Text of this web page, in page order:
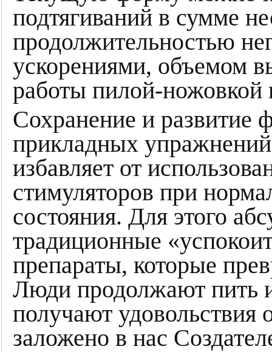
подтягиваний в сумме
продолжительностью
ускорениями, объемом
работы пилой-ножовкой
Сохранение и развитие
прикладных
избавляет от
стимуляторов при
состояния. Для этого
традиционные
препараты, которые
Люди продолжают пить
получают удовольствия
заложено в нас